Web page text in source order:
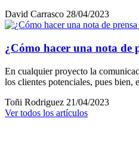
David Carrasco 28/04/2023
¿Cómo hacer una nota de
En cualquier proyecto la
los clientes potenciales, pues
Toñi Rodriguez 21/04/2023
Ver todos los artículos